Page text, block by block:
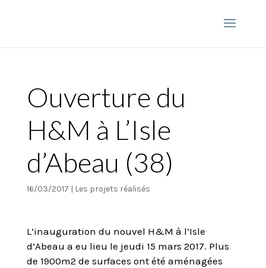
Ouverture du
H&M à L’Isle
d’Abeau (38)
16/03/2017 | Les projets réalisés
L’inauguration du nouvel H&M à l’Isle
d’Abeau a eu lieu le jeudi 15 mars 2017. Plus
de 1900m2 de surfaces ont été aménagées